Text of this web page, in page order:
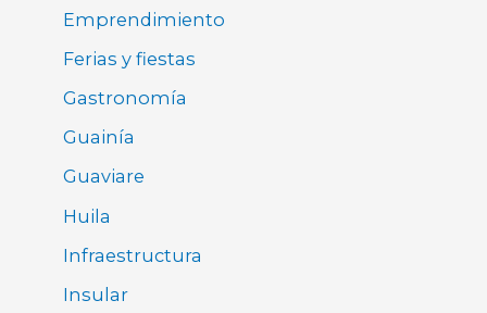
Emprendimiento
Ferias y fiestas
Gastronomía
Guainía
Guaviare
Huila
Infraestructura
Insular